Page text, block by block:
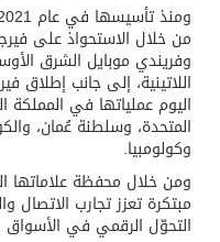
من خلال الاستحواذ على
وفريندي موبايل الشرق
اللاتينية، إلى جانب إطلاق
اليوم عملياتها في المملكة
المتحدة، وسلطنة عُمان،
وكولومبيا.
ومن خلال محفظة علاماتها
مبتكرة تعزز تجارب الاتصال
التحوّل الرقمي في